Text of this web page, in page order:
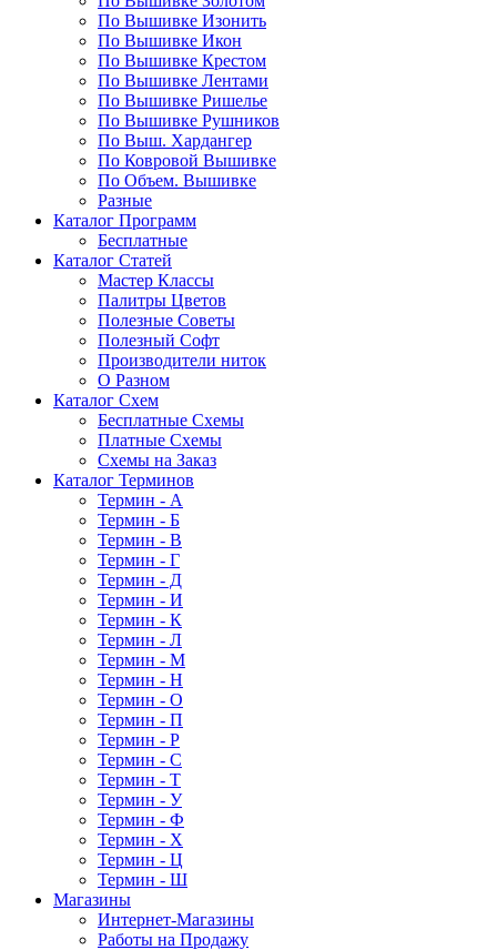
По Вышивке Изонить
По Вышивке Икон
По Вышивке Крестом
По Вышивке Лентами
По Вышивке Ришелье
По Вышивке Рушников
По Выш. Хардангер
По Ковровой Вышивке
По Объем. Вышивке
Разные
Каталог Программ
Бесплатные
Каталог Статей
Мастер Классы
Палитры Цветов
Полезные Советы
Полезный Софт
Производители ниток
О Разном
Каталог Схем
Бесплатные Схемы
Платные Схемы
Схемы на Заказ
Каталог Терминов
Термин - А
Термин - Б
Термин - В
Термин - Г
Термин - Д
Термин - И
Термин - К
Термин - Л
Термин - М
Термин - Н
Термин - О
Термин - П
Термин - Р
Термин - С
Термин - Т
Термин - У
Термин - Ф
Термин - Х
Термин - Ц
Термин - Ш
Магазины
Интернет-Магазины
Работы на Продажу